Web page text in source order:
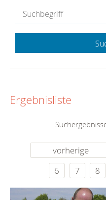
Ergebnisliste
vorherige
6
7 8